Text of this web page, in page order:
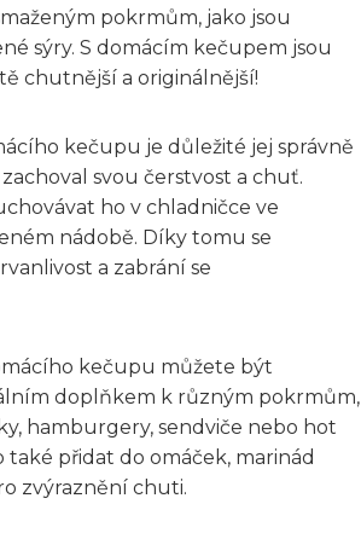
pokrmům, jako jsou
sýry. S domácím kečupem jsou
chutnější a originálnější!
kečupu je důležité jej správně
svou čerstvost a chuť.
ho v chladničce ve
nádobě. Díky tomu se
a zabrání se
kečupu můžete být
doplňkem k různým pokrmům,
hamburgery, sendviče nebo hot
také přidat do omáček, marinád
zvýraznění chuti.